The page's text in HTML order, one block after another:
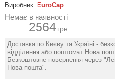
Виробник: EuroCap
Немає в наявності
2564 грн
Доставка по Києву та Україні -
відділення або поштомат Нова
Безкоштовне повернення через
Нова пошта".